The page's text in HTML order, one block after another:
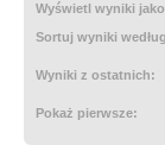
Wyświetl wyniki
Sortuj wyniki
Wyniki z ostatnich:
Pokaż pierwsze: